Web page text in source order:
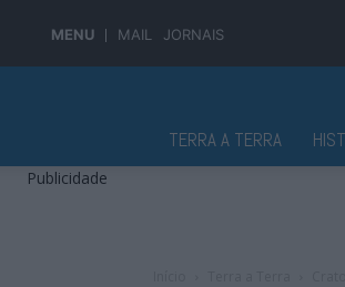
MENU MAIL JORNAIS
TERRA A TERRA
Publicidade